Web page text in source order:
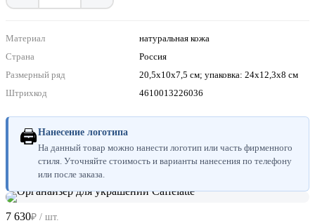
Материал
натуральная кожа
Страна
Россия
Размерный ряд
20,5х10х7,5 см; упаковка: 24х12,3х8 см
Штрихкод
4610013226036
🖨Нанесение логотипа
На данный товар можно нанести логотип или часть фирменного
стиля. Уточняйте стоимость и варианты нанесения по телефону
или после заказа.
7 630₽ / шт.